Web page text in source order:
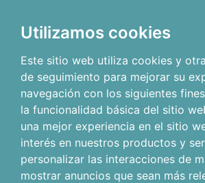
Utilizamos cookies
Este sitio web utiliza cookies y
de seguimiento para mejorar su
navegación con los siguientes
la funcionalidad básica del sitio
una mejor experiencia en el sitio
interés en nuestros productos y
personalizar las interacciones de
mostrar anuncios que sean más